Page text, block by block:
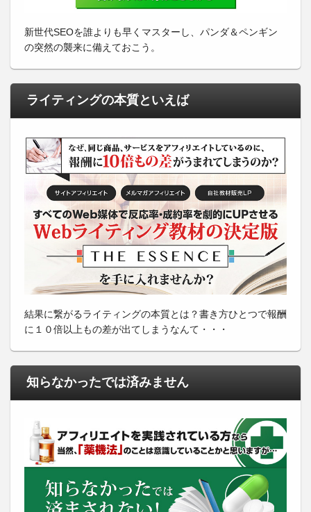
新世代SEOを誰よりも早くマスターし、パンダ＆ペンギン
の突然の襲来に備えておこう。
ライティングの本質といえば
結果に繋がるライティングの本質とは？書き方ひとつで報酬
に１０倍以上もの差が出てしまうなんて・・・
知らなかったでは済みません